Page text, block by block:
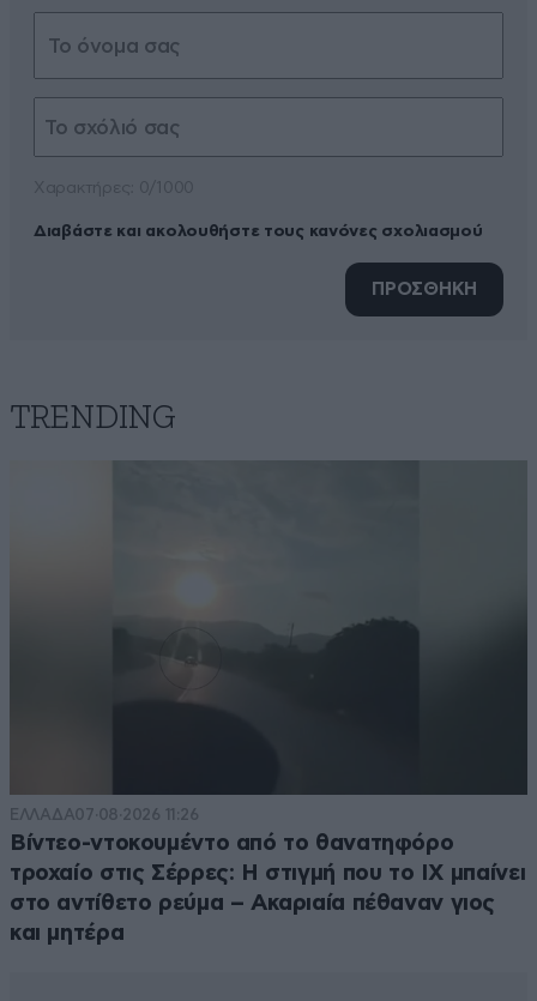
Διαβάστε και ακολουθήστε τους κανόνες σχολιασμού
ΠΡΟΣΘΗΚΗ
TRENDING
ΕΛΛΑΔΑ07·08·2026 11:26
Βίντεο-ντοκουμέντο από το θανατηφόρο
τροχαίο στις Σέρρες: Η στιγμή που το ΙΧ μπαίνει
στο αντίθετο ρεύμα – Ακαριαία πέθαναν γιος
και μητέρα